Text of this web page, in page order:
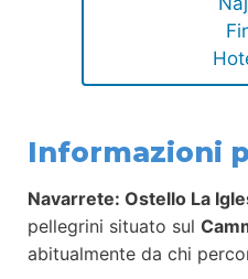
Informazioni
Navarrete: Ostello La
pellegrini situato sul
abitualmente da chi